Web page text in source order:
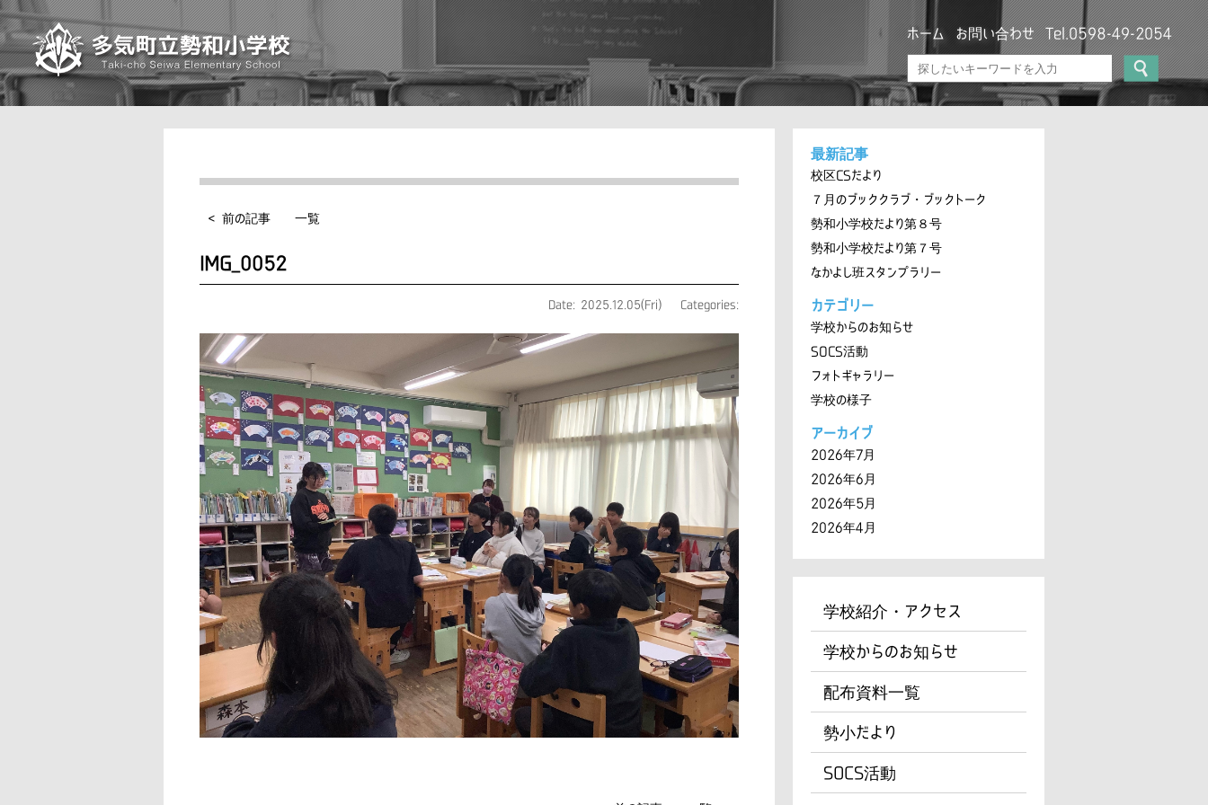
ホーム お問い合わせ Tel.0598-49-2054
< 前の記事 一覧
IMG_0052
Date: 2025.12.05(Fri) Categories:
最新記事
校区CSだより
７月のブッククラブ・ブックトーク
勢和小学校だより第８号
勢和小学校だより第７号
なかよし班スタンプラリー
カテゴリー
学校からのお知らせ
SOCS活動
フォトギャラリー
学校の様子
アーカイブ
2026年7月
2026年6月
2026年5月
2026年4月
学校紹介・アクセス
学校からのお知らせ
配布資料一覧
勢小だより
SOCS活動